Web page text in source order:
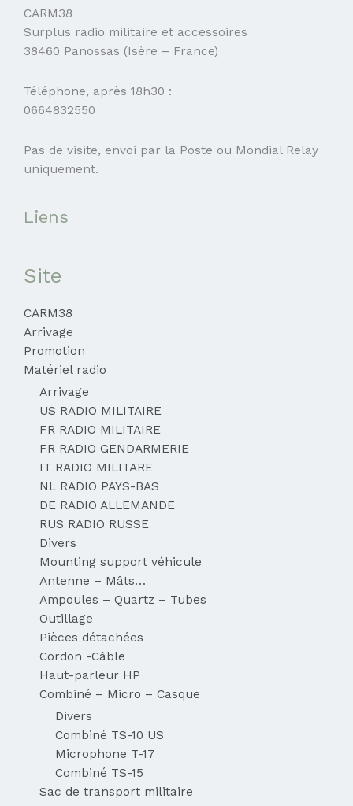
CARM38
Surplus radio militaire et accessoires
38460 Panossas (Isère – France)
Téléphone, après 18h30 :
0664832550
Pas de visite, envoi par la Poste ou Mondial Relay
uniquement.
Liens
Site
CARM38
Arrivage
Promotion
Matériel radio
Arrivage
US RADIO MILITAIRE
FR RADIO MILITAIRE
FR RADIO GENDARMERIE
IT RADIO MILITARE
NL RADIO PAYS-BAS
DE RADIO ALLEMANDE
RUS RADIO RUSSE
Divers
Mounting support véhicule
Antenne – Mâts…
Ampoules – Quartz – Tubes
Outillage
Pièces détachées
Cordon -Câble
Haut-parleur HP
Combiné – Micro – Casque
Divers
Combiné TS-10 US
Microphone T-17
Combiné TS-15
Sac de transport militaire